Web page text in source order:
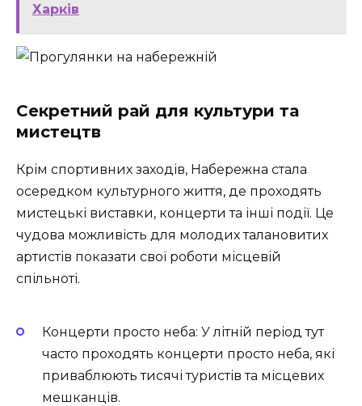
Харків
Секретний рай для культури та
мистецтв
Крім спортивних заходів, Набережна стала
осередком культурного життя, де проходять
мистецькі виставки, концерти та інші події. Це
чудова можливість для молодих талановитих
артистів показати свої роботи місцевій
спільноті.
Концерти просто неба: У літній період тут
часто проходять концерти просто неба, які
приваблюють тисячі туристів та місцевих
мешканців.